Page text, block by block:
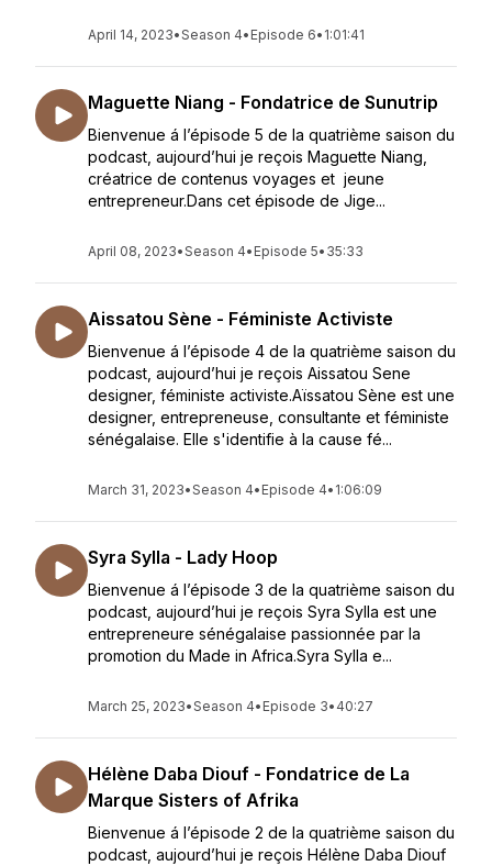
April 14, 2023•Season 4• Episode 6• 1:01:41
Maguette Niang - Fondatrice de Sunutrip
Bienvenue á l’épisode 5 de la quatrième saison du
podcast, aujourd’hui je reçois Maguette Niang,
créatrice de contenus voyages et jeune
entrepreneur.Dans cet épisode de Jige...
April 08, 2023•Season 4• Episode 5• 35:33
Aissatou Sène - Féministe Activiste
Bienvenue á l’épisode 4 de la quatrième saison du
podcast, aujourd’hui je reçois Aissatou Sene
designer, féministe activiste.Aïssatou Sène est une
designer, entrepreneuse, consultante et féministe
sénégalaise. Elle s'identifie à la cause fé...
March 31, 2023•Season 4• Episode 4• 1:06:09
Syra Sylla - Lady Hoop
Bienvenue á l’épisode 3 de la quatrième saison du
podcast, aujourd’hui je reçois Syra Sylla est une
entrepreneure sénégalaise passionnée par la
promotion du Made in Africa.Syra Sylla e...
March 25, 2023•Season 4• Episode 3• 40:27
Hélène Daba Diouf - Fondatrice de La
Marque Sisters of Afrika
Bienvenue á l’épisode 2 de la quatrième saison du
podcast, aujourd’hui je reçois Hélène Daba Diouf